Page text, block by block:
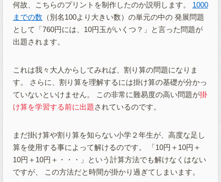
何故、こちらのプリントを制作したのか説明します。 1000
までの数 （別名100より大きい数）の単元の中の 発展問題
として「760円には、10円玉がいくつ？」と言った問題が
出題されます。
これは我々大人からしてみれば、割り算の問題になりま
す。 さらに、割り算を理解するには掛け算の基礎が分かっ
ていないといけません。 この非常に難易度の高い問題が掛
け算を学習する前に出題 されているのです。
まだ掛け算や割り算を知らない小学２年生が、高度な足し
算を使用する事によって解けるのです。 「10円＋10円＋
10円＋10円＋・・・」という計算方法でも解けなくはない
ですが、 この方法だと時間が掛かり過ぎてしまいます。